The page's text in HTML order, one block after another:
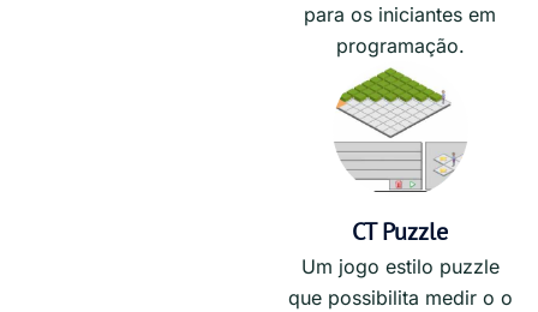
para os iniciantes em
programação.
CT Puzzle
Um jogo estilo puzzle
que possibilita medir o o